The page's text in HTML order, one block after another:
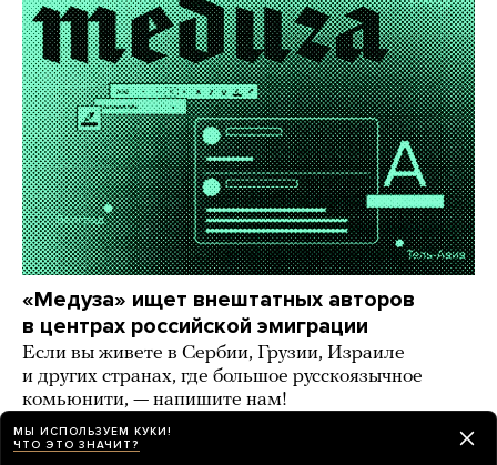
«Медуза» ищет внештатных авторов
в центрах российской эмиграции
Если вы живете в Сербии, Грузии, Израиле
и других странах, где большое русскоязычное
комьюнити, — напишите нам!
ИСТОРИИ 9 дней назад
МЫ ИСПОЛЬЗУЕМ КУКИ!
ЧТО ЭТО ЗНАЧИТ?